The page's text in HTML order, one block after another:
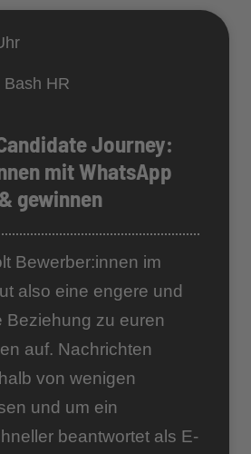
HR
Journey:
mit WhatsApp
gewinnen
Bewerber:innen im
also eine engere und
Beziehung zu euren
auf. Nachrichten
von wenigen
und um ein
beantwortet als E-